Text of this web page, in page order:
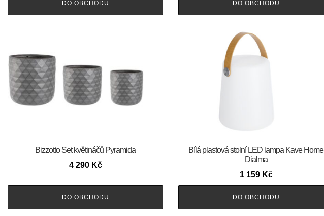
DO OBCHODU DO OBCHODU
Bizzotto Set květináčů Pyramida
4 290 Kč
DO OBCHODU
Bílá plastová stolní LED lampa Kave Home
Dialma
1 159 Kč
DO OBCHODU